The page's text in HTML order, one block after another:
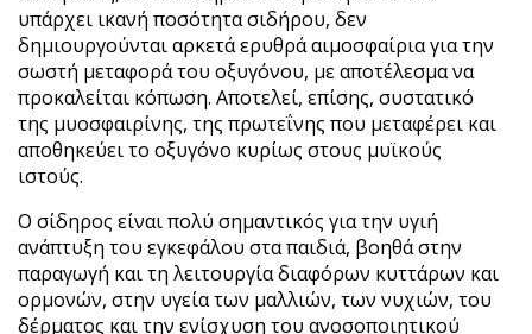
υπάρχει ικανή ποσότητα σιδήρου, δεν
δημιουργούνται αρκετά ερυθρά αιμοσφαίρια για την
σωστή μεταφορά του οξυγόνου, με αποτέλεσμα να
προκαλείται κόπωση. Αποτελεί, επίσης, συστατικό
της μυοσφαιρίνης, της πρωτεΐνης που μεταφέρει και
αποθηκεύει το οξυγόνο κυρίως στους μυϊκούς
ιστούς.
Ο σίδηρος είναι πολύ σημαντικός για την υγιή
ανάπτυξη του εγκεφάλου στα παιδιά, βοηθά στην
παραγωγή και τη λειτουργία διαφόρων κυττάρων και
ορμονών, στην υγεία των μαλλιών, των νυχιών, του
δέρματος και την ενίσχυση του ανοσοποιητικού